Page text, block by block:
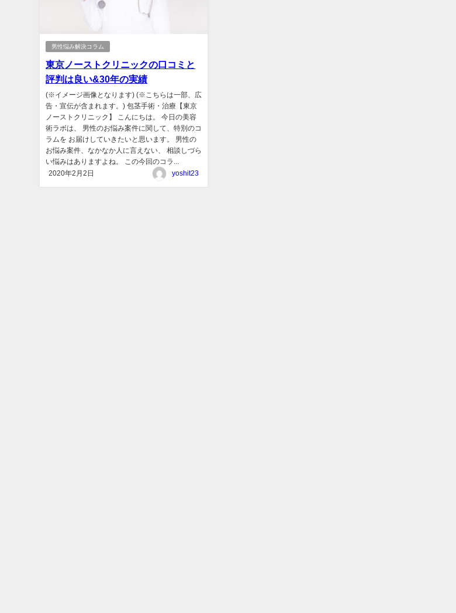
男性悩み解決コラム
東京ノーストクリニックの口コミと
評判は良い&30年の実績
(※イメージ画像となります) (※こちらは一部、広
告・宣伝が含まれます。) 包茎手術・治療【東京
ノーストクリニック】 こんにちは。 今日の美容
術ラボは、 男性のお悩み案件に関して、特別のコ
ラムを お届けしていきたいと思います。 男性の
お悩み案件、なかなか人に言えない、 相談しづら
い悩みはありますよね。 この今回のコラ...
2020年2月2日
yoshit23